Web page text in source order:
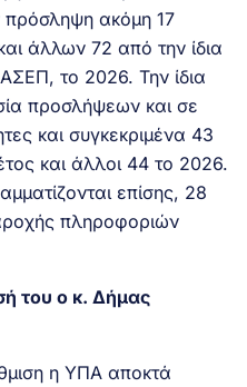
ακόμη 17
άλλων 72 από την ίδια
το 2026. Την ίδια
προσλήψεων και σε
και συγκεκριμένα 43
και άλλοι 44 το 2026.
επίσης, 28
πληροφοριών
του ο κ. Δήμας
η ΥΠΑ αποκτά